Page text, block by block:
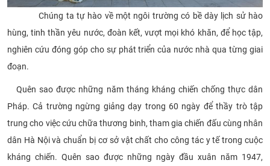
Chúng ta tự hào về một ngôi trường có bề dày lịch sử hào
hùng, tinh thần yêu nước, đoàn kết, vượt mọi khó khăn, để học tập,
nghiên cứu đóng góp cho sự phát triển của nước nhà qua từng giai
đoạn.
Quên sao được những năm tháng kháng chiến chống thực dân
Pháp. Cả trường ngừng giảng dạy trong 60 ngày để thầy trò tập
trung cho việc cứu chữa thương binh, tham gia chiến đấu cùng nhân
dân Hà Nội và chuẩn bị cơ sở vật chất cho công tác y tế trong cuộc
kháng chiến. Quên sao được những ngày đầu xuân năm 1947,